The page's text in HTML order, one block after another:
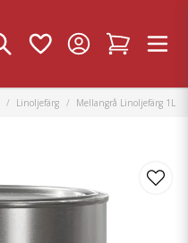
Linoljefärg Mellangrå Linoljefärg 1L